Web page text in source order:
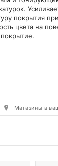
покрытия
цвета на
Магазины в